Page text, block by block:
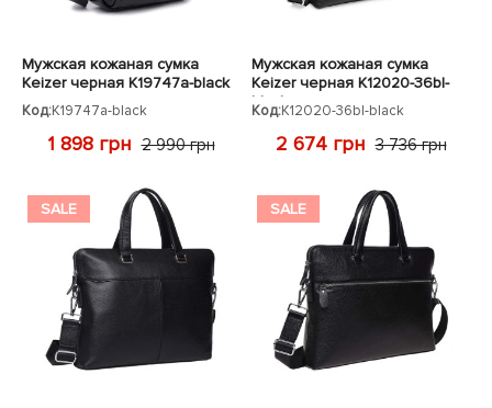
Мужская кожаная сумка
Keizer черная K19747a-black
Код:K19747a-black
1 898 грн 2 990 грн
Мужская кожаная сумка
Keizer черная K12020-36bl-
black
Код:K12020-36bl-black
2 674 грн 3 736 грн
SALE SALE